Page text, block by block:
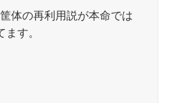
体の再利用説が本命では
す。